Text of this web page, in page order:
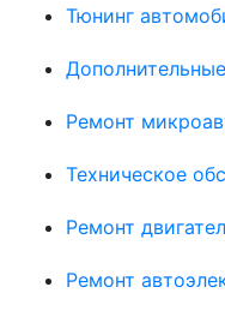
Тюнинг
Ремонт
Техническое
Ремонт
Ремонт